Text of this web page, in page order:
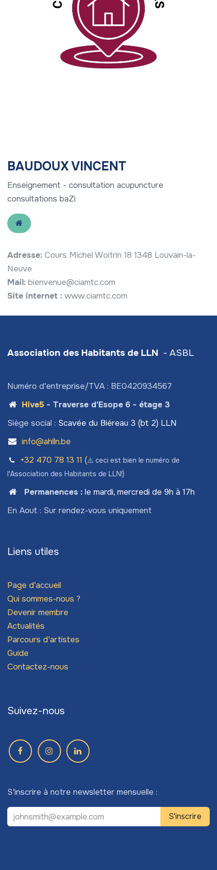
BAUDOUX VINCENT
Enseignement - consultation acupuncture
consultations baZi
Adresse: Cours Michel Woitrin 18 1348 Louvain-la-
Neuve
Mail: bienvenue@ciamtc.com
Site internet : www.ciamtc.com
Association des Habitants de LLN - ASBL
Numéro d'entreprise/TVA : BE0420934567
Hive5- Traverse d'Esope 6 - étage 3
Siège social : Scavée du Biéreau 3 (bt 2) LLN
info@ahlln.be
+32 470 78​ 13 11 (⚠️ ceci est bien le numéro de
l'Association des Habitants de LLN!)
Permanences: le mardi, mercredi de 9h à 17h
En Aout : Sur rendez-vous uniquement
Liens utiles
Page d'accueil
Qui sommes-nous ?
Devenir membre
Actualités
Parcours d'artistes
Guide
Contactez-nous
Suivez-nous
S'inscrire à notre newsletter mensuelle :
S'inscrire